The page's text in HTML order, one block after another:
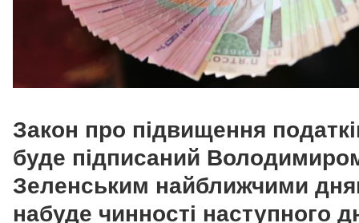
Закон про підвищення
буде підписаний
Зеленським найближчими
набуде чинності наступного